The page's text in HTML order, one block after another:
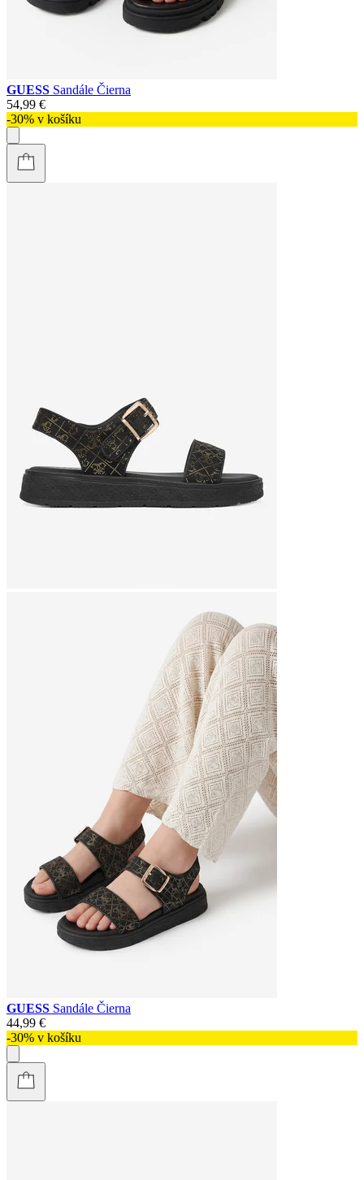
GUESS Sandále Čierna
54,99 €
-30% v košíku
GUESS Sandále Čierna
44,99 €
-30% v košíku